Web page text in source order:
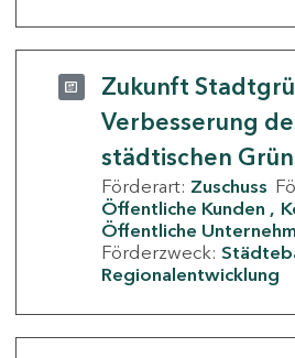
Zukunft
Verbesserung
städtischen
Förderart: Zuschuss
Öffentliche Kunden
Öffentliche
Förderzweck:
Regionalentwicklung